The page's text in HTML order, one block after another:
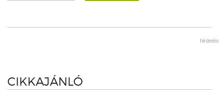
hirdetés
CIKKAJÁNLÓ